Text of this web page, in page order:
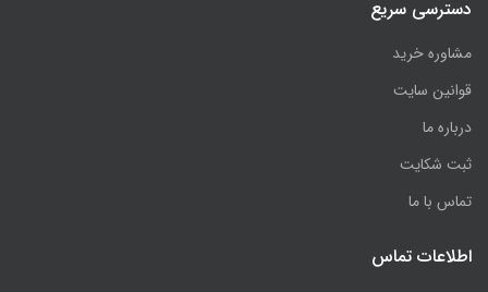
دسترسی سریع
مشاوره خرید
قوانین سایت
درباره ما
ثبت شکایت
تماس با ما
اطلاعات تماس